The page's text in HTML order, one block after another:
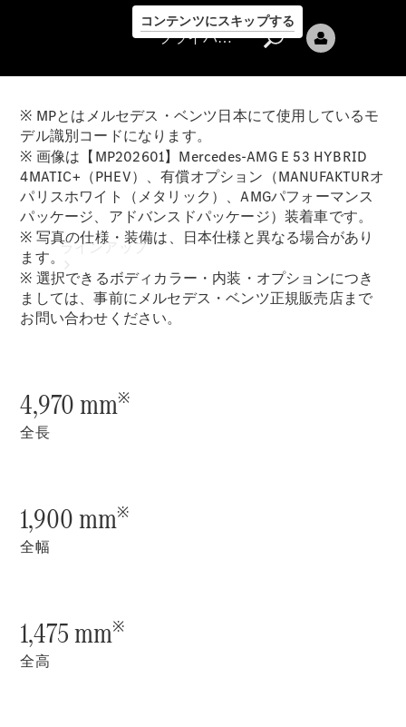
コンテンツにスキップする
プライバシ
ーポリシー
ラインアップ
Mercedes-Benz
New models
Sedan
プライバシーポリシー
※ MPとはメルセデス・ベンツ日本にて使用しているモ
デル識別コードになります。
※ 画像は【MP202601】Mercedes-AMG E 53 HYBRID
4MATIC+（PHEV）、有償オプション（MANUFAKTURオ
パリスホワイト（メタリック）、AMGパフォーマンス
パッケージ、アドバンスドパッケージ）装着車です。
※ 写真の仕様・装備は、日本仕様と異なる場合があり
ます。
※ 選択できるボディカラー・内装・オプションにつき
ましては、事前にメルセデス・ベンツ正規販売店まで
お問い合わせください。
4,970 mm※
全長
1,900 mm※
全幅
1,475 mm※
全高